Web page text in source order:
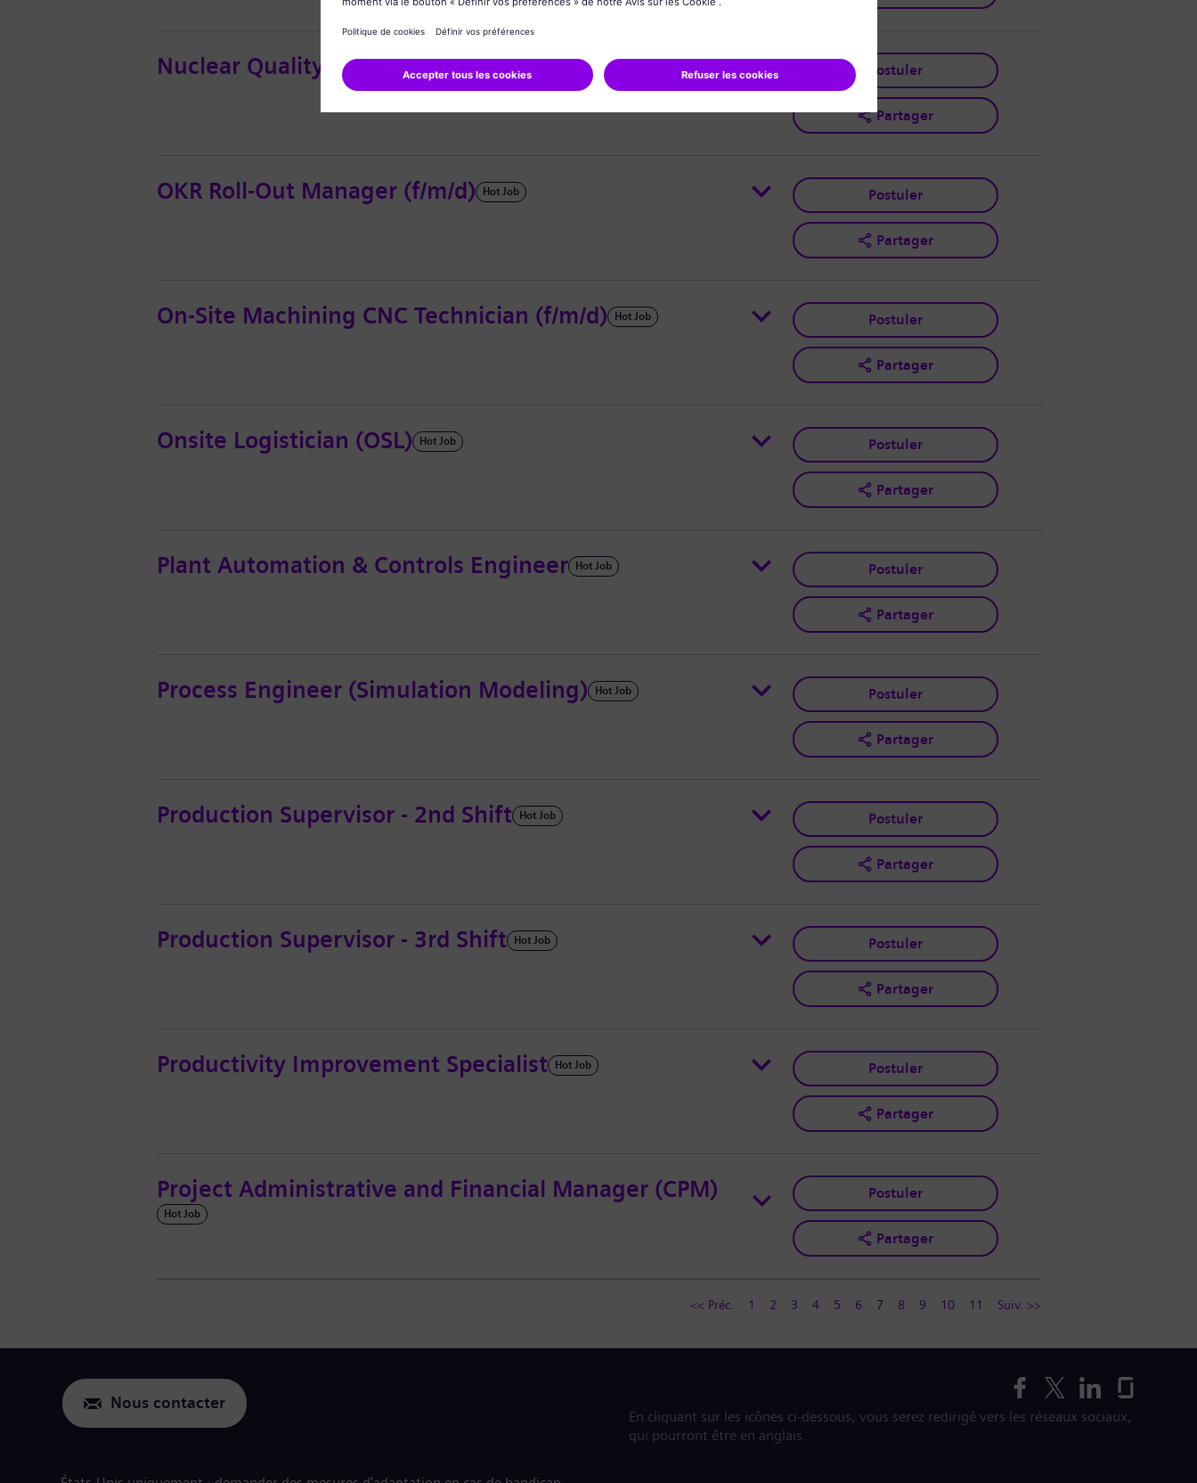
Nuclear Quality Engineer Postuler
Partager
OKR Roll-Out Manager (f/m/d) Hot Job Postuler
Partager
On-Site Machining CNC Technician (f/m/d) Hot Job Postuler
Partager
Onsite Logistician (OSL) Hot Job Postuler
Partager
Plant Automation & Controls Engineer Hot Job Postuler
Partager
Process Engineer (Simulation Modeling) Hot Job Postuler
Partager
Production Supervisor - 2nd Shift Hot Job Postuler
Partager
Production Supervisor - 3rd Shift Hot Job Postuler
Partager
Productivity Improvement Specialist Hot Job Postuler
Partager
Project Administrative and Financial Manager (CPM)
Hot Job
Postuler
Partager
<< Préc. 1 2 3 4 5 6 7 8 9 10 11 Suiv. >>
Nous contacter
En cliquant sur les icônes ci-dessous, vous serez redirigé vers les réseaux sociaux,
qui pourront être en anglais.